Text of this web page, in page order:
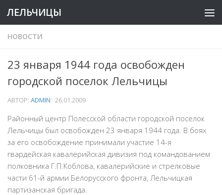
ЛЕЛЬЧИЦЫ
НОВОСТИ
23 января 1944 года освобожден
городской поселок Лельчицы
АВТОР: ADMIN · 26.01.2009
Районный центр Полесской области городской поселок
Лельчицы был освобожден 23 января 1944 года. В боях
за его освобождение принимали участие 14-я
гвардейская кавалерийская дивизия под командованием
полковника Г.П.Коблова, кавалерийские и стрелковые
части 61-й армии Белорусского фронта, Лельчицкая
партизанская бригада.